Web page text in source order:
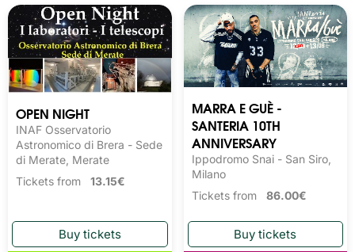
OPEN NIGHT
INAF Osservatorio
Astronomico di Brera - Sede
di Merate, Merate
Tickets from 13.15€
MARRA E GUÈ -
SANTERIA 10TH
ANNIVERSARY
Ippodromo Snai - San Siro,
Milano
Tickets from 86.00€